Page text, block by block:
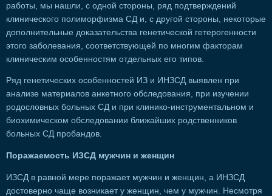
работы, мы нашли, с одной стороны, ряд подтверждений
клинического полиморфизма СД и, с другой стороны, некоторые
дополнительные доказательства генетической гетерогенности
этого заболевания, соответствующей по многим факторам
клиническим особенностям отдельных его типов.
Ряд генетических особенностей ИЗ и ИНЗСД выявлен при
анализе материалов анкетного обследования, при изучении
родословных больных СД и при клинико-инструментальном и
биохимическом обследовании ближайших родственников
больных СД пробандов.
Поражаемость ИЗСД мужчин и женщин
ИЗСД в равной мере поражает мужчин и женщин, а ИНЗСД
достоверно чаще возникает у женщин, чем у мужчин. Несмотря